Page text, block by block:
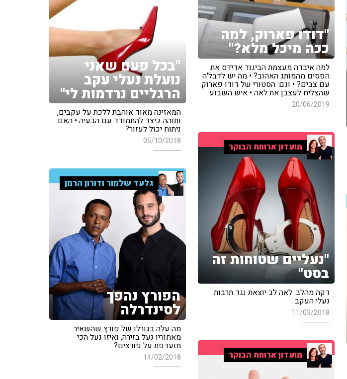
"דודו פארוק, למה
ככה מיכל מלא?"
למה איבדה מעצמת הביגוד אדידס את
הפסים מהמותג האהוב? • מה יש לדבל'ה
עם צבים? • וגם: הסטורי של דודו פארוק
שהצליח לעצבן את לאה • איש השבוע
20/06/2019
"בכל פעם שאני
נועלת נעלי עקב
הרגליים נרדמות לי"
המאזינה מאוד אוהבת ללכת על עקבים,
ותוהה כיצד להתמודד עם הבעיה • האם
ניתוח יכול לעזור?
05/10/2018 מועדון ארוחת הבוקר
"נעליים שטוחות זה
בסט"
דקה מהלב: לאה לב יוצאת נגד תרבות
נעלי העקב
11/03/2018
גלעד שלמור ודורון הרמן
הפורץ נהפך
לסינדרלה
מה עלה בגורלו של פורץ שהשאיר
מאחוריו נעל בזירה, ואיזו נעל הכי
מועדפת על פורצים?
14/02/2018 מועדון ארוחת הבוקר